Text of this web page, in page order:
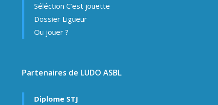
Séléction C’est jouette
Dossier Ligueur
Ou jouer ?
Partenaires de LUDO ASBL
Diplome STJ